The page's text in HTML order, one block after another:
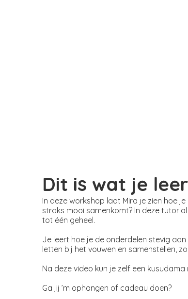
Dit is wat je
In deze workshop laat Mira je zien hoe
straks mooi samenkomt? In deze
tot één geheel.
Je leert hoe je de onderdelen stevig
letten bij het vouwen en samenstellen,
Na deze video kun je zelf een
Ga jij ’m ophangen of cadeau doen?